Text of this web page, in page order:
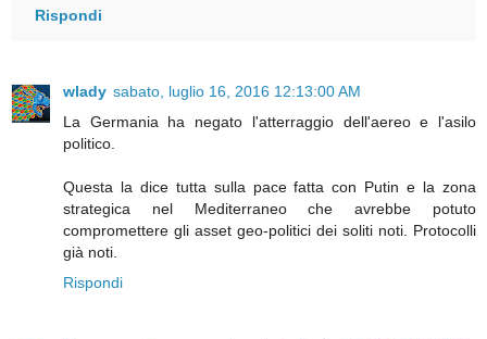
Rispondi
wlady sabato, luglio 16, 2016 12:13:00 AM
La Germania ha negato l'atterraggio dell'aereo e l'asilo
politico.
Questa la dice tutta sulla pace fatta con Putin e la zona
strategica nel Mediterraneo che avrebbe potuto
compromettere gli asset geo-politici dei soliti noti. Protocolli
già noti.
Rispondi